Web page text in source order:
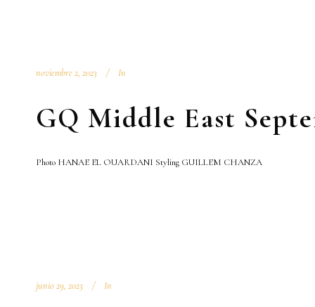
noviembre 2, 2023 In
GQ Middle East
Photo HANAE EL OUARDANI Styling GUILLEM CHANZA
junio 29, 2023 In